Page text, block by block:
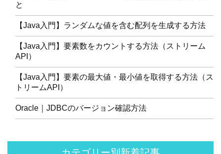
と
【Java入門】ランダムな値を含む配列を生成する方法
【Java入門】要素数をカウントする方法（ストリーム
API）
【Java入門】要素の最大値・最小値を取得する方法（ス
トリームAPI）
Oracle｜JDBCのバージョン確認方法